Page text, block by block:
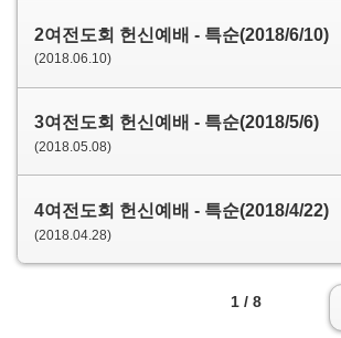
2여전도회 헌신예배 - 특순(2018/6/10)
(2018.06.10)
3여전도회 헌신예배 - 특순(2018/5/6)
(2018.05.08)
4여전도회 헌신예배 - 특순(2018/4/22)
(2018.04.28)
1 / 8